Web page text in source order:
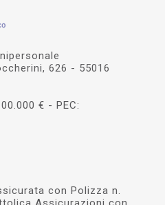
626 - 55016
€ - PEC:
con Polizza n.